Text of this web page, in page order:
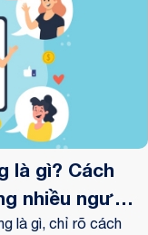
là gì? Cách
nhiều người
là gì, chỉ rõ cách